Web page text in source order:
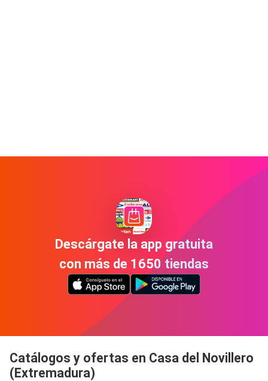
Descárgate la app gratuita
con más de 1650 tiendas
Catálogos y ofertas en Casa del Novillero
(Extremadura)